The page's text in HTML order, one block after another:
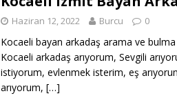
Haziran 12, 2022 Burcu 0
Kocaeli bayan arkadaş arama ve
Kocaeli arkadaş arıyorum, Sevgili
istiyorum, evlenmek isterim, eş
arıyorum, […]